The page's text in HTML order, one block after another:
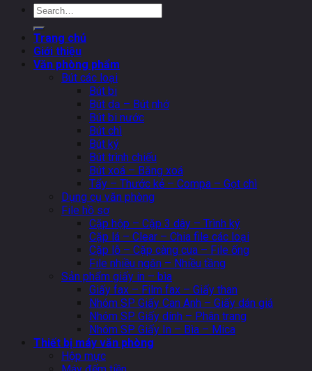
Search
for:
Trang chủ
Giới thiệu
Văn phòng phẩm
Bút các loại
Bút bi
Bút dạ – Bút nhớ
Bút bi nước
Bút chì
Bút ký
Bút trình chiếu
Bút xoá – Băng xoá
Tẩy – Thước kẻ – Compa – Gọt chì
Dụng cụ văn phòng
File hồ sơ
Cặp hộp – Cặp 3 dây – Trình ký
Cặp lá – Clear – Chia file các loại
Cặp lỗ – Cặp càng cua – File ống
File nhiều ngăn – Nhiều tầng
Sản phẩm giấy in – bìa
Giấy fax – Film fax – Giấy than
Nhóm SP Giấy Can Anh – Giấy dán giá
Nhóm SP Giấy dính – Phân trang
Nhóm SP Giấy In – Bìa – Mica
Thiết bị máy văn phòng
Hộp mực